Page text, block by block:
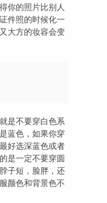
你的照片比别人
件照的时候化一
大方的妆容会变
是不要穿白色系
蓝色，如果你穿
好选深蓝色或者
是一定不要穿圆
子短，脸胖，还
颜色和背景色不